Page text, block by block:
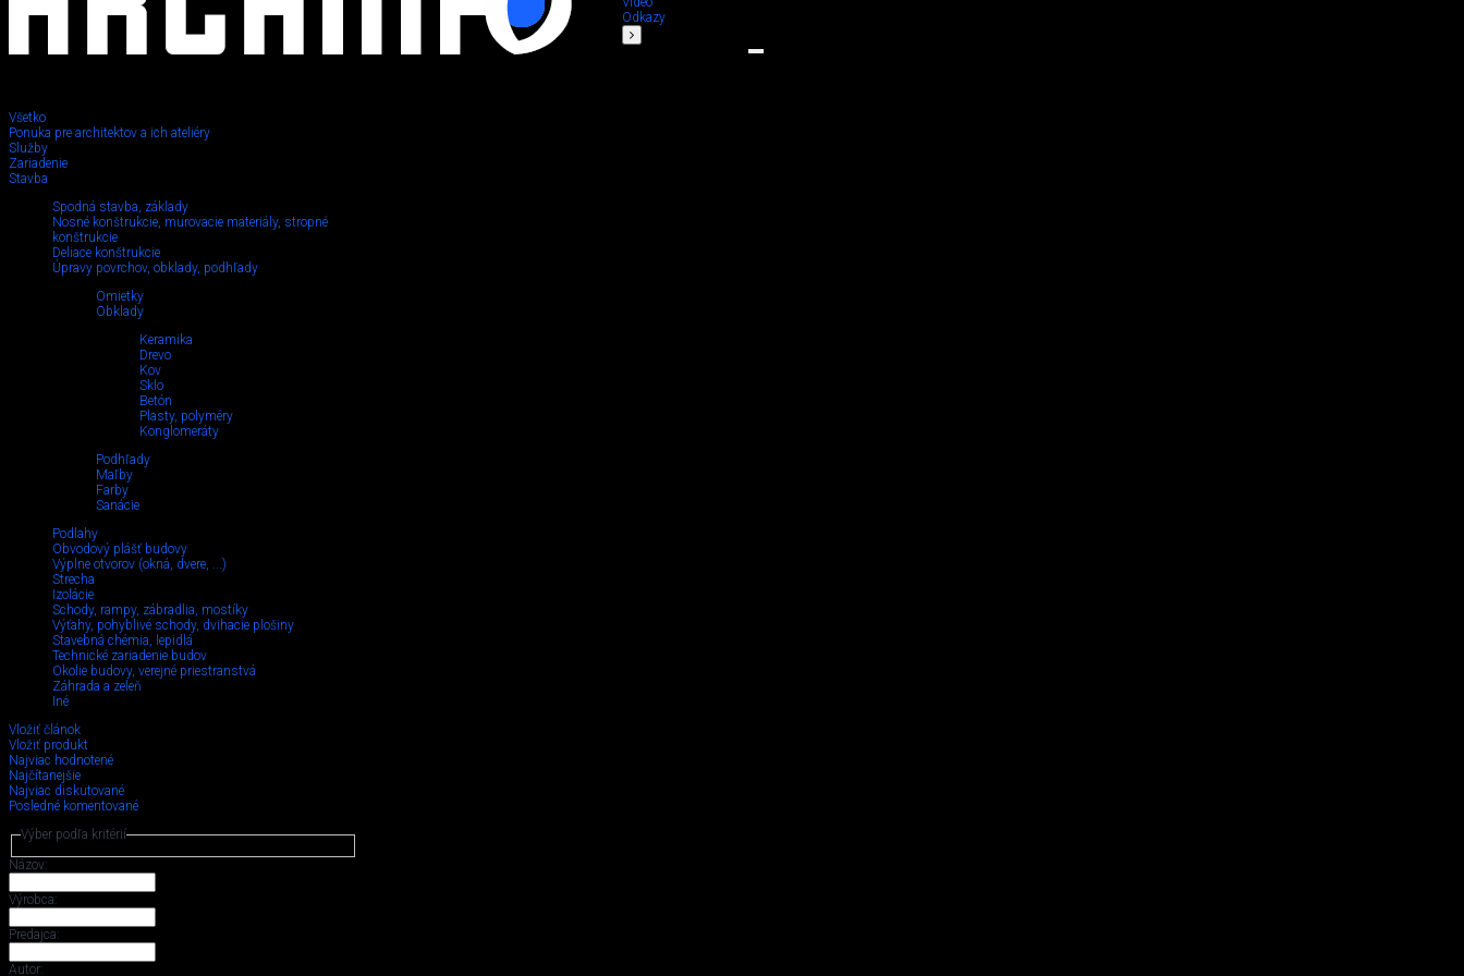
Odkazy
Všetko
Ponuka pre architektov a ich ateliéry
Služby
Zariadenie
Stavba
Spodná stavba, základy
Nosné konštrukcie, murovacie materiály, stropné
konštrukcie
Deliace konštrukcie
Úpravy povrchov, obklady, podhľady
Omietky
Obklady
Keramika
Drevo
Kov
Sklo
Betón
Plasty, polyméry
Konglomeráty
Podhľady
Maľby
Farby
Sanácie
Podlahy
Obvodový plášť budovy
Výplne otvorov (okná, dvere, ...)
Strecha
Izolácie
Schody, rampy, zábradlia, mostíky
Výťahy, pohyblivé schody, dvihacie plošiny
Stavebná chémia, lepidlá
Technické zariadenie budov
Okolie budovy, verejné priestranstvá
Záhrada a zeleň
Iné
Vložiť článok
Vložiť produkt
Najviac hodnotené
Najčítanejšie
Najviac diskutované
Posledné komentované
Výber podľa kritérií
Názov:
Výrobca:
Predajca:
Autor: